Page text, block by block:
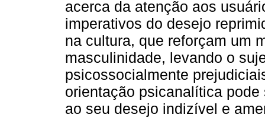
acerca da atenção aos
imperativos do desejo
na cultura, que reforçam um
masculinidade, levando o
psicossocialmente
orientação psicanalítica
ao seu desejo indizível e